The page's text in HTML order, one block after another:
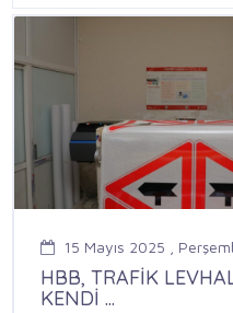
15 Mayıs 2025 ,
HBB, TRAFİK
KENDİ ...